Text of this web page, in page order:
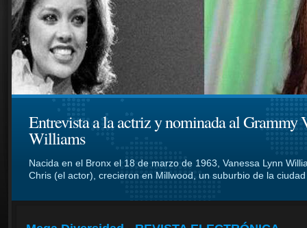
Entrevista a la actriz y nominada al Grammy
Williams
Nacida en el Bronx el 18 de marzo de 1963, Vanessa Lynn
Chris (el actor), crecieron en Millwood, un suburbio de la